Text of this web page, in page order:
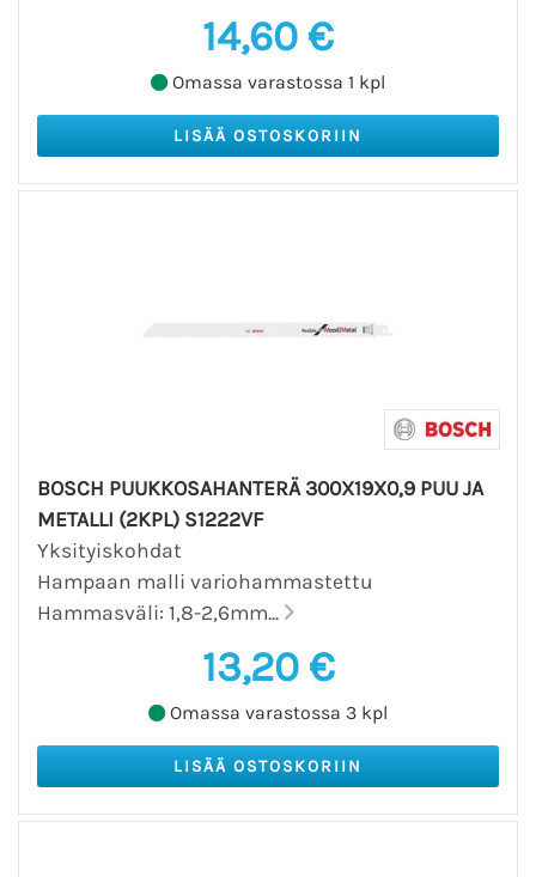
14,60 €
Omassa varastossa 1 kpl
BOSCH PUUKKOSAHANTERÄ 300X19X0,9 PUU JA
METALLI (2KPL) S1222VF
Yksityiskohdat
Hampaan malli variohammastettu
Hammasväli: 1,8-2,6mm...
13,20 €
Omassa varastossa 3 kpl